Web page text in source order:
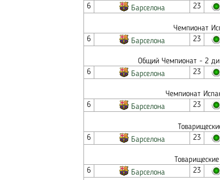
6
Барселона 23
Чемпионат
6
Барселона 23
Общий Чемпионат - 2
6
Барселона 23
Чемпионат
6
Барселона 23
6
Барселона 23
6
Барселона 23